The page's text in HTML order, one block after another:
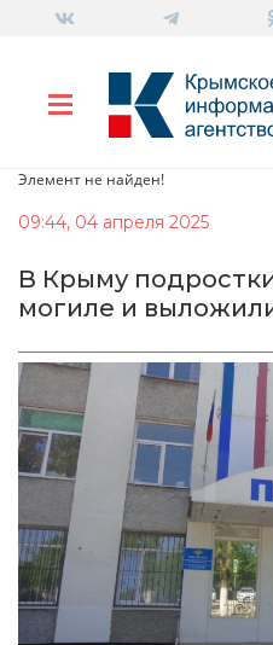
Элемент не найден!
09:44, 04 апреля 2025
В Крыму
могиле и